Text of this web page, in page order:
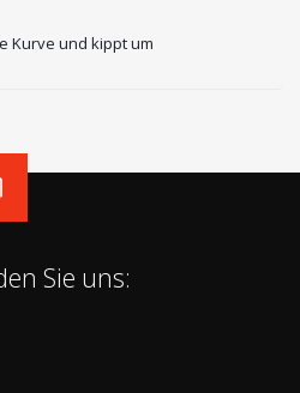
Kurve und kippt um
Sie uns: